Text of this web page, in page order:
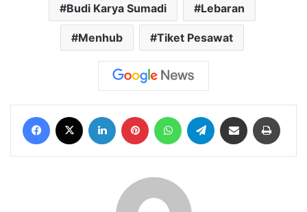
Budi Karya Sumadi Lebaran
Menhub Tiket Pesawat
Facebook LinkedIn Pinterest WhatsAppTelegram Share via Email